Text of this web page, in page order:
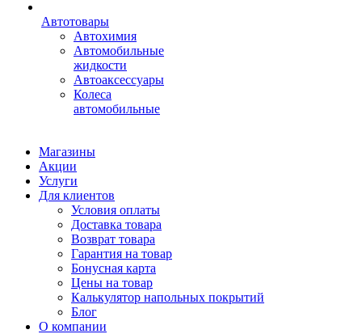
Автотовары
Автохимия
Автомобильные
жидкости
Автоаксессуары
Колеса
автомобильные
Магазины
Акции
Услуги
Для клиентов
Условия оплаты
Доставка товара
Возврат товара
Гарантия на товар
Бонусная карта
Цены на товар
Калькулятор напольных покрытий
Блог
О компании